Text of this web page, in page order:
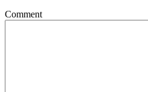
Comment